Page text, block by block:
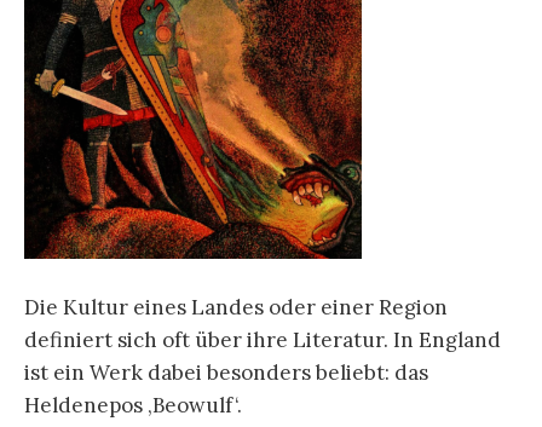
Die Kultur eines Landes oder einer Region
definiert sich oft über ihre Literatur. In England
ist ein Werk dabei besonders beliebt: das
Heldenepos ‚Beowulf‘.